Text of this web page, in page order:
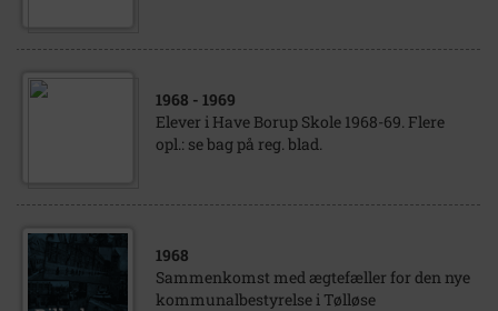
1968 - 1969
Elever i Have Borup Skole 1968-69. Flere
opl.: se bag på reg. blad.
1968
Sammenkomst med ægtefæller for den nye
kommunalbestyrelse i Tølløse